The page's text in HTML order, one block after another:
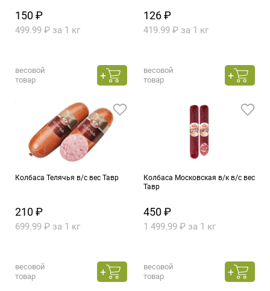
150 ₽
499.99 ₽ за 1 кг
весовой
товар
126 ₽
419.99 ₽ за 1 кг
весовой
товар
Колбаса Телячья в/с вес Тавр
210 ₽
699.99 ₽ за 1 кг
весовой
товар
Колбаса Московская в/к в/с вес
Тавр
450 ₽
1 499.99 ₽ за 1 кг
весовой
товар